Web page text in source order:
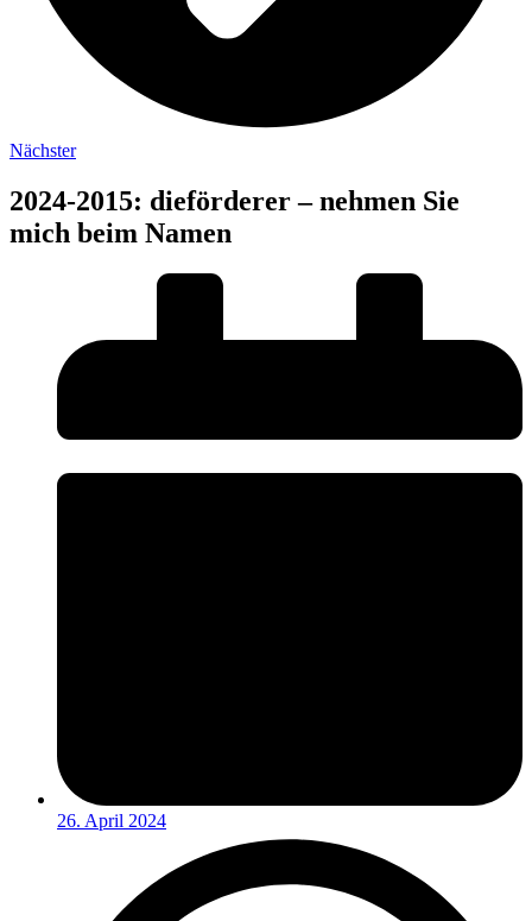
Nächster
2024-2015: dieförderer – nehmen Sie
mich beim Namen
26. April 2024